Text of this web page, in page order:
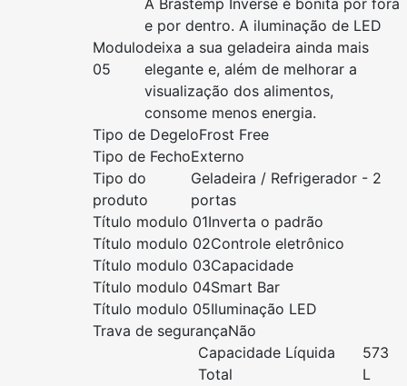
Modulo
05
A Brastemp Inverse é bonita por fora
e por dentro. A iluminação de LED
deixa a sua geladeira ainda mais
elegante e, além de melhorar a
visualização dos alimentos,
consome menos energia.
Tipo de DegeloFrost Free
Tipo de FechoExterno
Tipo do
produto
Geladeira / Refrigerador - 2
portas
Título modulo 01Inverta o padrão
Título modulo 02Controle eletrônico
Título modulo 03Capacidade
Título modulo 04Smart Bar
Título modulo 05Iluminação LED
Trava de segurançaNão
Capacidade Líquida
Total
573
L